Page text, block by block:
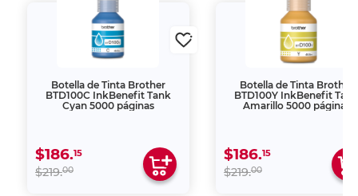
Botella de Tinta Brother
BTD100C InkBenefit Tank
Cyan 5000 páginas
$186.15
$219.00
Botella de Tinta Brother
BTD100Y InkBenefit
Amarillo 5000 páginas
$186.15
$219.00